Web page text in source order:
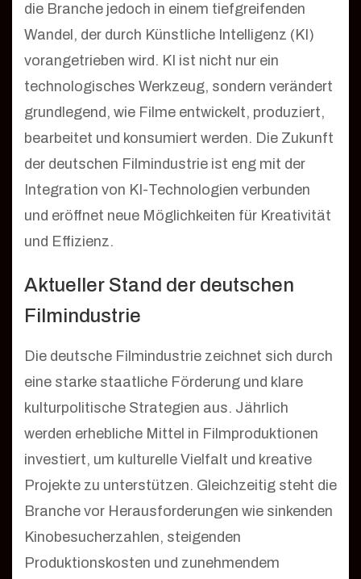
die Branche jedoch in einem tiefgreifenden
Wandel, der durch Künstliche Intelligenz (KI)
vorangetrieben wird. KI ist nicht nur ein
technologisches Werkzeug, sondern verändert
grundlegend, wie Filme entwickelt, produziert,
bearbeitet und konsumiert werden. Die Zukunft
der deutschen Filmindustrie ist eng mit der
Integration von KI-Technologien verbunden
und eröffnet neue Möglichkeiten für Kreativität
und Effizienz.
Aktueller Stand der deutschen
Filmindustrie
Die deutsche Filmindustrie zeichnet sich durch
eine starke staatliche Förderung und klare
kulturpolitische Strategien aus. Jährlich
werden erhebliche Mittel in Filmproduktionen
investiert, um kulturelle Vielfalt und kreative
Projekte zu unterstützen. Gleichzeitig steht die
Branche vor Herausforderungen wie sinkenden
Kinobesucherzahlen, steigenden
Produktionskosten und zunehmendem